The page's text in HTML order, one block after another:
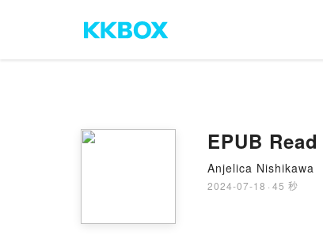
EPUB
Anjelica Nishikawa
2024-07-18 · 45 秒